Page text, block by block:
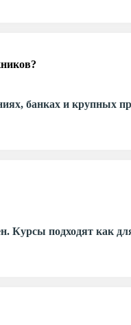
банках и крупных
Курсы подходят как